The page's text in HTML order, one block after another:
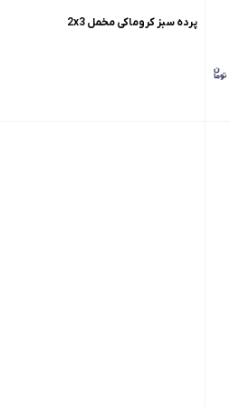
پرده سبز کروماکی مخمل 2x3